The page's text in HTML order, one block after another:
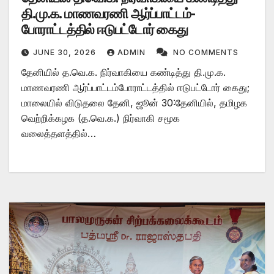
தி.மு.க. மாணவரணி ஆர்ப்பாட்டம்-
போராட்டத்தில் ஈடுபட்டோர் கைது
JUNE 30, 2026 ADMIN NO COMMENTS
தேனியில் த.வெ.க. நிர்வாகியை கண்டித்து தி.மு.க.
மாணவரணி ஆர்ப்பாட்டம்போராட்டத்தில் ஈடுபட்டோர் கைது;
மாலையில் விடுதலை தேனி, ஜூன் 30:தேனியில், தமிழக
வெற்றிக்கழக (த.வெ.க.) நிர்வாகி சமூக
வலைத்தளத்தில்…